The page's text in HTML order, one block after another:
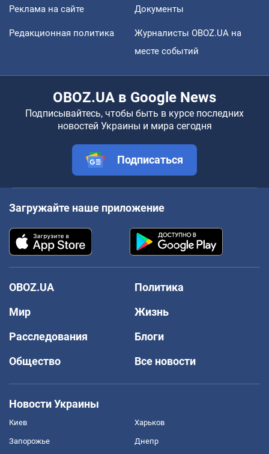
Реклама на сайте Документы
Редакционная политика
Журналисты OBOZ.UA на
месте событий
OBOZ.UA в Google News
Подписывайтесь, чтобы быть в курсе последних
новостей Украины и мира сегодня
Подписаться
Загружайте наше приложение
OBOZ.UA
Политика
Мир
Жизнь
Расследования
Блоги
Общество
Все новости
Новости Украины
Киев Харьков
Запорожье Днепр